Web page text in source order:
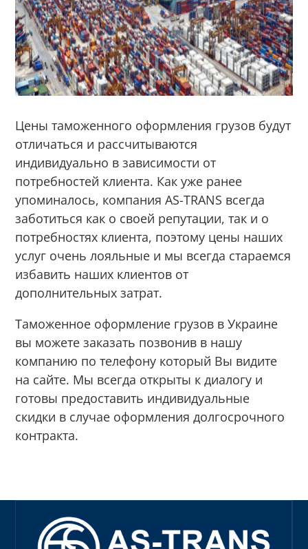
Цены таможенного оформления грузов будут
отличаться и рассчитываются
индивидуально в зависимости от
потребностей клиента. Как уже ранее
упоминалось, компания AS-TRANS всегда
заботиться как о своей репутации, так и о
потребностях клиента, поэтому цены наших
услуг очень лояльные и мы всегда стараемся
избавить наших клиентов от
дополнительных затрат.
Таможенное оформление грузов в Украине
вы можете заказать позвонив в нашу
компанию по телефону который Вы видите
на сайте. Мы всегда открыты к диалогу и
готовы предоставить индивидуальные
скидки в случае оформления долгосрочного
контракта.